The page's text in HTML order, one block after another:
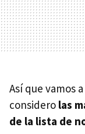
Así que vamos
considero las
de la lista de